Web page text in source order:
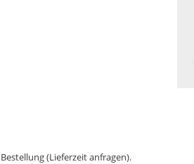
(Lieferzeit anfragen).